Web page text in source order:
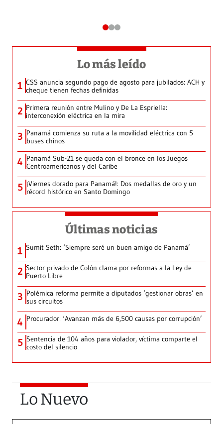
Lo más leído
1 CSS anuncia segundo pago de agosto para jubilados: ACH y
cheque tienen fechas definidas
2 Primera reunión entre Mulino y De La Espriella:
interconexión eléctrica en la mira
3 Panamá comienza su ruta a la movilidad eléctrica con 5
buses chinos
4 Panamá Sub-21 se queda con el bronce en los Juegos
Centroamericanos y del Caribe
5 ¡Viernes dorado para Panamá!: Dos medallas de oro y un
récord histórico en Santo Domingo
Últimas noticias
1 Sumit Seth: ‘Siempre seré un buen amigo de Panamá’
2 Sector privado de Colón clama por reformas a la Ley de
Puerto Libre
3 Polémica reforma permite a diputados ‘gestionar obras’ en
sus circuitos
4 Procurador: ‘Avanzan más de 6,500 causas por corrupción’
5 Sentencia de 104 años para violador, víctima comparte el
costo del silencio
Lo Nuevo